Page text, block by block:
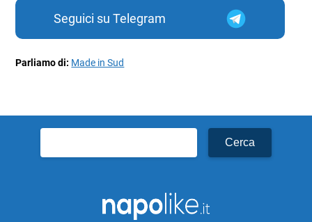
Seguici su Telegram
Parliamo di: Made in Sud
per: